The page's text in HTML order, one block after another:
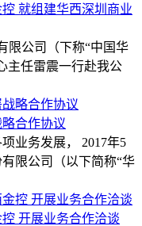
就组建华西深圳商业
限公司（下称“中国华
主任雷震一行赴我公
合作协议
业务发展， 2017年5
限公司（以下简称“华
开展业务合作洽谈